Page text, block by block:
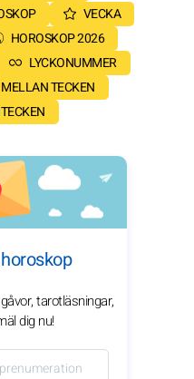
VECKA
HOROSKOP 2026
LYCKONUMMER
TECKEN
tarotläsningar,
dig nu!